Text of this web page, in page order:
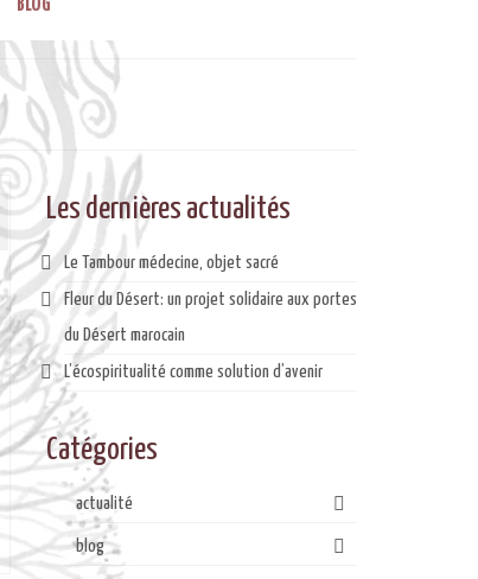
BLOG
Les dernières actualités
Le Tambour médecine, objet sacré
Fleur du Désert: un projet solidaire aux portes
du Désert marocain
L’écospiritualité comme solution d’avenir
Catégories
actualité
blog